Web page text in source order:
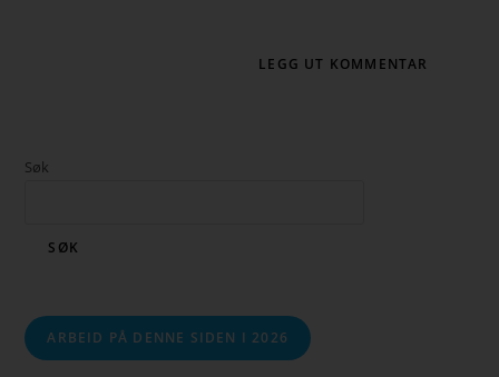
Søk
SØK
ARBEID PÅ DENNE SIDEN I 2026